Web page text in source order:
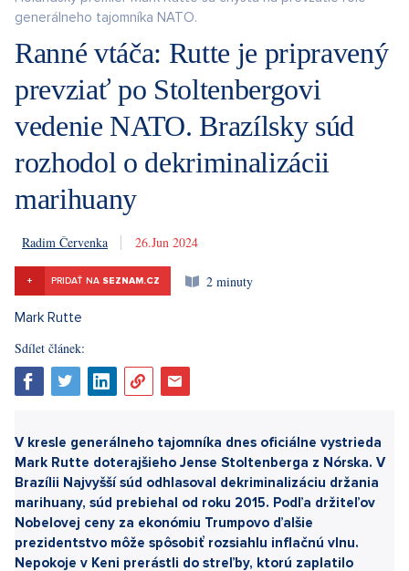
generálneho tajomníka NATO.
Ranné vtáča: Rutte je pripravený
prevziať po Stoltenbergovi
vedenie NATO. Brazílsky súd
rozhodol o dekriminalizácii
marihuany
Radim Červenka 26. 6. 2024
+ PRIDAŤ NA SEZNAM.CZ 2 minuty